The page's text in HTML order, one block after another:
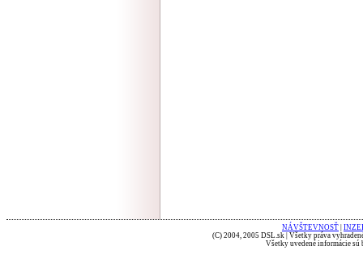
NÁVŠTEVNOSŤ
(C) 2004, 2005 DSL.sk | Všetky práva
Všetky uvedené informácie sú